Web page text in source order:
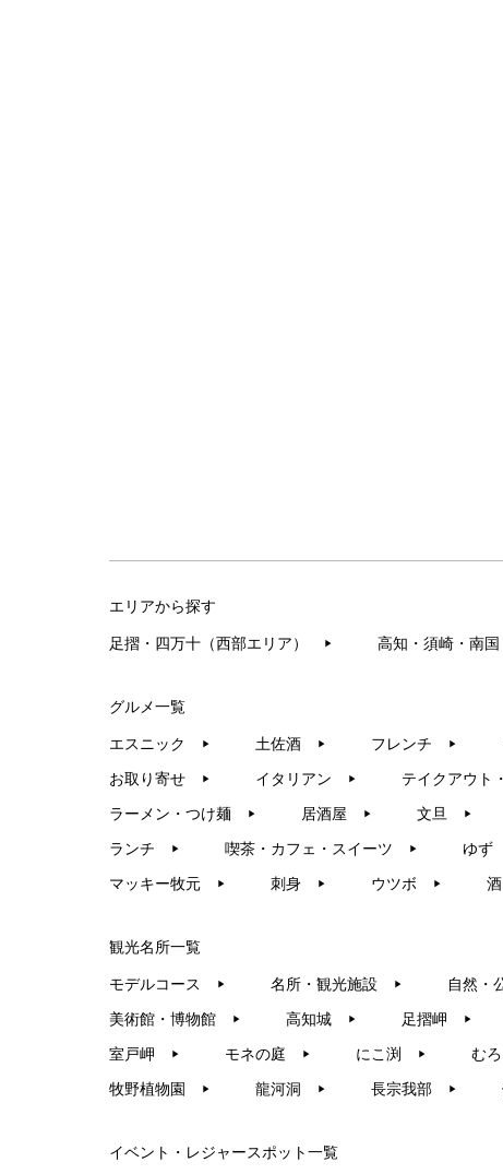
エリアから探す
足摺・四万十（西部エリア） ▶︎ 高知・須崎・南国
グルメ一覧
エスニック ▶︎ 土佐酒 ▶︎ フレンチ ▶︎
お取り寄せ ▶︎ イタリアン ▶︎ テイクアウト
ラーメン・つけ麺 ▶︎ 居酒屋 ▶︎ 文旦 ▶︎
ランチ ▶︎ 喫茶・カフェ・スイーツ ▶︎ ゆず
マッキー牧元 ▶︎ 刺身 ▶︎ ウツボ ▶︎ 酒
観光名所一覧
モデルコース ▶︎ 名所・観光施設 ▶︎ 自然・
美術館・博物館 ▶︎ 高知城 ▶︎ 足摺岬 ▶︎
室戸岬 ▶︎ モネの庭 ▶︎ にこ渕 ▶︎ む
牧野植物園 ▶︎ 龍河洞 ▶︎ 長宗我部 ▶︎
イベント・レジャースポット一覧